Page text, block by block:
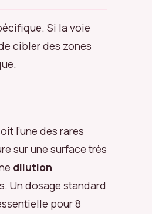
Si la voie
cibler des zones
l’une des rares
sur une surface très
dilution
Un dosage standard
pour 8